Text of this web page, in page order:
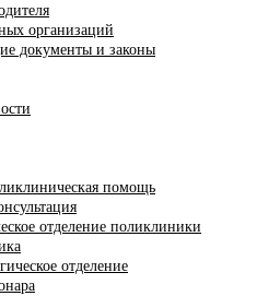
организаций
документы и законы
помощь
отделение поликлиники
отделение